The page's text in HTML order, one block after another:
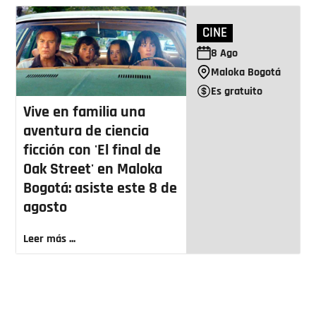
Vive en familia una
aventura de ciencia
ficción con 'El final de
Oak Street' en Maloka
Bogotá: asiste este 8 de
agosto
Leer más ...
CINE
8 Ago
Maloka Bogotá
Es gratuito